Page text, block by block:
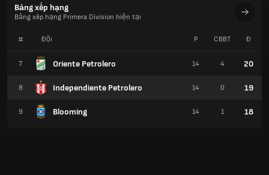
Bảng xếp hạng
Bảng xếp hạng Primera Division hiện tại
# Đội
7 Oriente Petrolero
8 Independiente Petrolero
9 Blooming
P CBBT Đ
14 4 20
14 0 19
14 1 18